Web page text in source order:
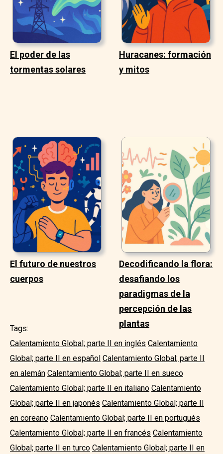
El poder de las
tormentas solares
Huracanes: formación
y mitos
El futuro de nuestros
cuerpos
Decodificando la flora:
desafiando los
paradigmas de la
percepción de las
plantas
Tags:
Calentamiento Global; parte II en inglés Calentamiento
Global; parte II en español Calentamiento Global; parte II
en alemán Calentamiento Global; parte II en sueco
Calentamiento Global; parte II en italiano Calentamiento
Global; parte II en japonés Calentamiento Global; parte II
en coreano Calentamiento Global; parte II en portugués
Calentamiento Global; parte II en francés Calentamiento
Global; parte II en turco Calentamiento Global; parte II en